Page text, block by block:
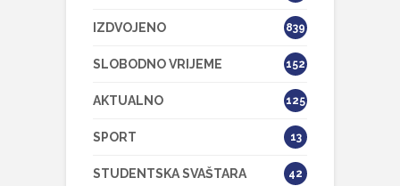
IZDVOJENO 839
SLOBODNO VRIJEME 152
AKTUALNO 125
SPORT 13
STUDENTSKA SVAŠTARA 42